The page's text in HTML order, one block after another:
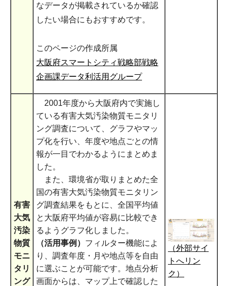
なデータが掲載されているか確認
したい場合にもおすすめです。
このページの作成所属
大阪府スマートシティ戦略部戦略
企画課データ利活用グループ
有害
大気
汚染
物質
モニ
タリ
ング
2001年度から大阪府内で実施し
ている有害大気汚染物質モニタリ
ング調査について、グラフやマッ
プ化を行い、年度や地点ごとの情
報が一目でわかるようにまとめま
した。
また、環境省が取りまとめた全
国の有害大気汚染物質モニタリン
グ調査結果をもとに、全国平均値
と大阪府平均値が容易に比較でき
るようグラフ化しました。
（活用事例） フィルター機能によ
り、調査年度・月や地点等を自由
に選ぶことが可能です。地点分析
画面からは、マップ上で確認した
（外部サイ
トへリン
ク）